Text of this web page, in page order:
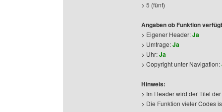
> 5 (fünf)
Angaben ob Funktion
> Eigener Header:Ja
> Umfrage:Ja
> Uhr:Ja
> Copyright unter Navigation:
Hinweis:
> Im Header wird der Titel
> Die Funktion vieler Codes